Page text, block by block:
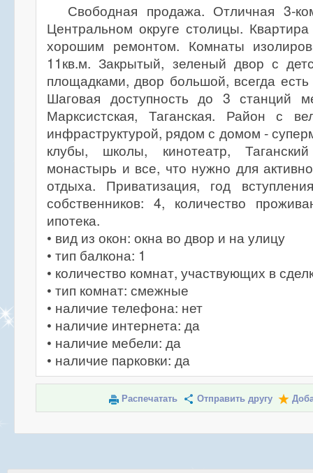
Свободная продажа. Отличная 3-
Центральном округе столицы.
хорошим ремонтом. Комнаты
11кв.м. Закрытый, зеленый двор с
площадками, двор большой, всегда
Шаговая доступность до 3 станций
Марксистская, Таганская. Район с
инфраструктурой, рядом с домом -
клубы, школы, кинотеатр,
монастырь и все, что нужно для
отдыха. Приватизация, год
собственников: 4, количество
ипотека.
• вид из окон: окна во двор и на улицу
• тип балкона: 1
• количество комнат, участвующих в
• тип комнат: смежные
• наличие телефона: нет
• наличие интернета: да
• наличие мебели: да
• наличие парковки: да
Распечатать Отправить другу